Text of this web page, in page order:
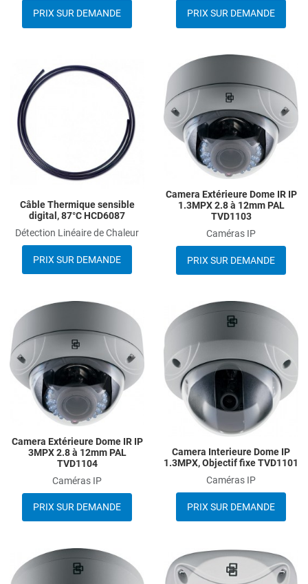
PRIX SUR DEMANDE PRIX SUR DEMANDE
Add to Wishlist
Add to Compare
Quick View
Câble Thermique sensible
digital, 87°C HCD6087
Détection Linéaire de Chaleur
PRIX SUR DEMANDE
Camera Extérieure Dome IR IP
1.3MPX 2.8 à 12mm PAL
TVD1103
Caméras IP
PRIX SUR DEMANDE
Add to Wishlist
Add to Compare
Quick View
Camera Extérieure Dome IR IP
3MPX 2.8 à 12mm PAL
TVD1104
Caméras IP
PRIX SUR DEMANDE
Camera Interieure Dome IP
1.3MPX, Objectif fixe TVD1101
Caméras IP
PRIX SUR DEMANDE
Add to Wishlist